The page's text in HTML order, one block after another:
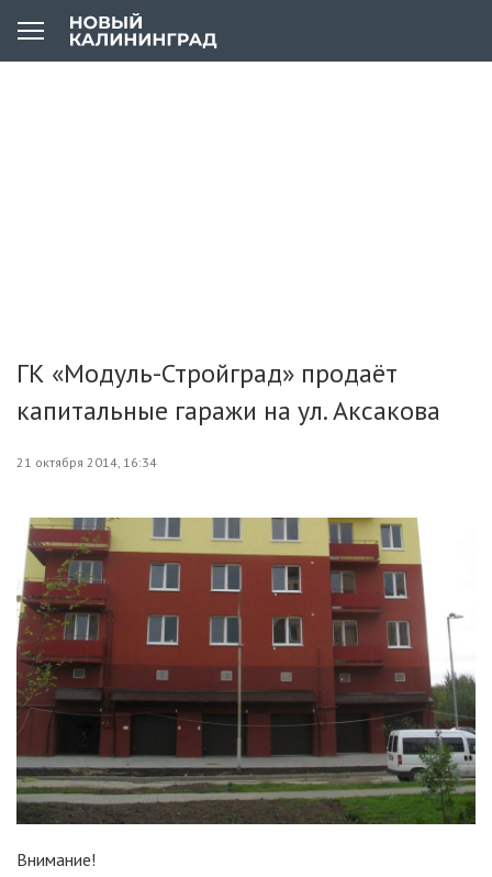
ГК «Модуль-Стройград» продаёт
капитальные гаражи на ул. Аксакова
21 октября 2014, 16:34
Внимание!